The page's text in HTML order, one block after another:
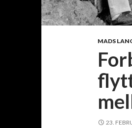
MADS
23.